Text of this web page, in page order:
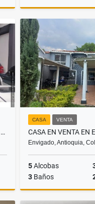
LOCAL EN ARRIENDO EN MEDELLÍN, SECTOR LAURELES
CASA VENTA
Envigado, Antioquia,
5Alcobas
3 Baños